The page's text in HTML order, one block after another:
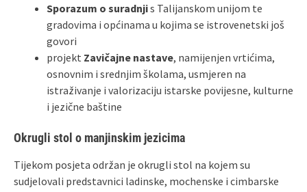
Sporazum o suradnjis Talijanskom unijom te
gradovima i općinama u kojima se istrovenetski još
govori
projekt Zavičajne nastave, namijenjen vrtićima,
osnovnim i srednjim školama, usmjeren na
istraživanje i valorizaciju istarske povijesne, kulturne
i jezične baštine
Okrugli stol o manjinskim jezicima
Tijekom posjeta održan je okrugli stol na kojem su
sudjelovali predstavnici ladinske, mochenske i cimbarske